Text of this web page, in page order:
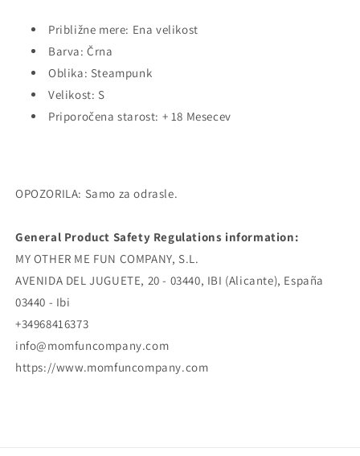
Približne mere: Ena velikost
Barva: Črna
Oblika: Steampunk
Velikost: S
Priporočena starost: + 18 Mesecev
OPOZORILA: Samo za odrasle.
General Product Safety Regulations information:
MY OTHER ME FUN COMPANY, S.L.
AVENIDA DEL JUGUETE, 20 - 03440, IBI (Alicante), España
03440 - Ibi
+34968416373
info@momfuncompany.com
https://www.momfuncompany.com